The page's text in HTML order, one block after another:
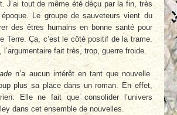
J’ai tout de même été déçu par la fin, très
Le groupe de sauveteurs vient du
des êtres humains en bonne santé pour
Terre. Ça, c’est le côté positif de la trame.
l’argumentaire fait très, trop, guerre froide.
n’a aucun intérêt en tant que nouvelle.
plus sa place dans un roman. En effet,
Elle ne fait que consolider l’univers
dans cet ensemble de nouvelles.